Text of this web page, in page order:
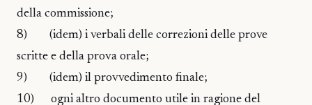
della commissione;
8) (idem) i verbali delle correzioni delle prove
scritte e della prova orale;
9) (idem) il provvedimento finale;
10) ogni altro documento utile in ragione del